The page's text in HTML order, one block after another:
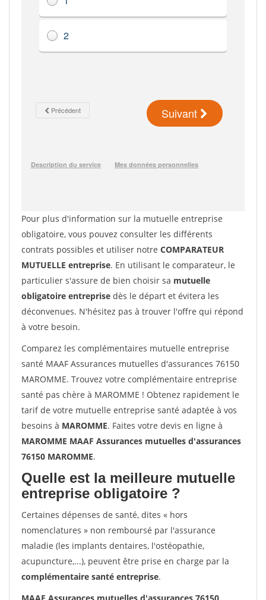
Pour plus d'information sur la mutuelle entreprise
obligatoire, vous pouvez consulter les différents
contrats possibles et utiliser notre COMPARATEUR
MUTUELLE entreprise. En utilisant le comparateur, le
particulier s'assure de bien choisir sa mutuelle
obligatoire entreprise dès le départ et évitera les
déconvenues. N'hésitez pas à trouver l'offre qui répond
à votre besoin.
Comparez les complémentaires mutuelle entreprise
santé MAAF Assurances mutuelles d'assurances 76150
MAROMME. Trouvez votre complémentaire entreprise
santé pas chère à MAROMME ! Obtenez rapidement le
tarif de votre mutuelle entreprise santé adaptée à vos
besoins à MAROMME. Faites votre devis en ligne à
MAROMME MAAF Assurances mutuelles d'assurances
76150 MAROMME.
Quelle est la meilleure mutuelle
entreprise obligatoire ?
Certaines dépenses de santé, dites « hors
nomenclatures » non remboursé par l'assurance
maladie (les implants dentaires, l'ostéopathie,
acupuncture,...), peuvent être prise en charge par la
complémentaire santé entreprise.